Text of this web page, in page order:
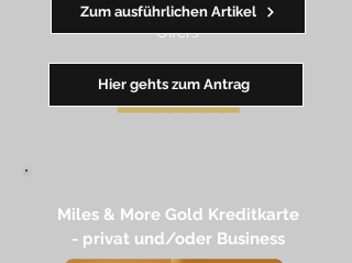
→ wertvolle Rabatte dank Amex
Offers
━━━━━━━
Zum ausführlichen Artikel
Hier gehts zum Antrag
Miles & More Gold Kreditkarte​
- privat und/oder Business